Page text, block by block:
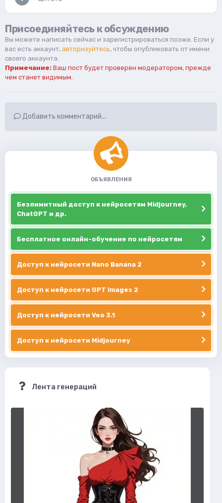
Присоединяйтесь к обсуждению
Вы можете написать сейчас и зарегистрироваться позже. Если у
вас есть аккаунт, авторизуйтесь, чтобы опубликовать от имени
своего аккаунта.
Примечание: Ваш пост будет проверен модератором, прежде
чем станет видимым.
Добавить комментарий...
ОБЪЯВЛЕНИЯ
Безлимитный доступ к нейросетям Midjourney,
ChatGPT и др.
Бесплатное онлайн-обучение по нейросетям
Доступ к нейросети Nano Banana 2
Доступ к нейросети GPT Images 2
Доступ к нейросети Veo 3.1
Доступ к нейросети Midjourney
Лента генераций